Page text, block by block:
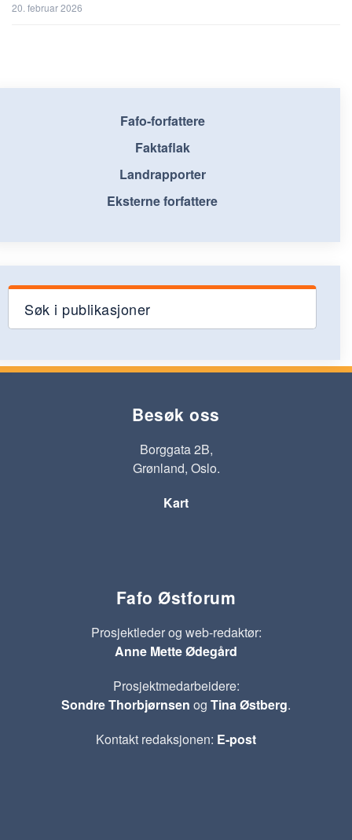
20. februar 2026
Fafo-forfattere
Faktaflak
Landrapporter
Eksterne forfattere
Søk i publikasjoner
Besøk oss
Borggata 2B,
Grønland, Oslo.
Kart
Fafo Østforum
Prosjektleder og web-redaktør:
Anne Mette Ødegård
Prosjektmedarbeidere:
Sondre Thorbjørnsen og Tina Østberg.
Kontakt redaksjonen: E-post